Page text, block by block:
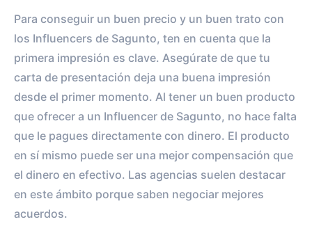
Para conseguir un buen precio y un buen trato con
los Influencers de Sagunto, ten en cuenta que la
primera impresión es clave. Asegúrate de que tu
carta de presentación deja una buena impresión
desde el primer momento. Al tener un buen producto
que ofrecer a un Influencer de Sagunto, no hace falta
que le pagues directamente con dinero. El producto
en sí mismo puede ser una mejor compensación que
el dinero en efectivo. Las agencias suelen destacar
en este ámbito porque saben negociar mejores
acuerdos.